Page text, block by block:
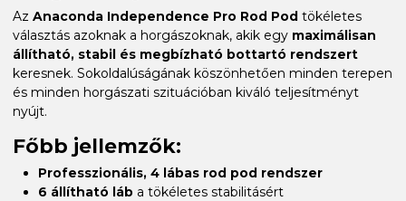
Az Anaconda Independence Pro Rod Pod tökéletes
választás azoknak a horgászoknak, akik egy maximálisan
állítható, stabil és megbízható bottartó rendszert
keresnek. Sokoldalúságának köszönhetően minden terepen
és minden horgászati szituációban kiváló teljesítményt
nyújt.
Főbb jellemzők:
Professzionális, 4 lábas rod pod rendszer
6 állítható láb a tökéletes stabilitásért